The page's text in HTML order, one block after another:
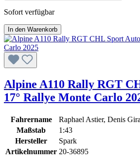
Sofort verfügbar
In den Warenkorb
Alpine A110 Rally RGT
17° Rallye Monte Carlo
Fahrername
Raphael Astier, Denis
Maßstab
1:43
Hersteller
Spark
Artikelnummer 20-36895